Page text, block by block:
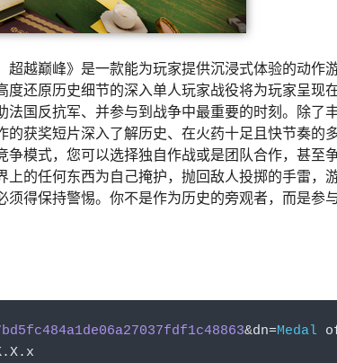
越巅峰》是一款能为玩家提供沉浸式体验的动作
度还原历史细节的深入单人玩家战役将为玩家呈现
国反抗军、并参与到战争中最重要的时刻。除了
获奖短片深入了解历史、在火药十足且快节奏的
模式，您可以选择独自作战或是团队合作，甚至
的任何东西为自己掩护，抛回敌人投掷的手雷，
得保持警惕。你不是作为历史的旁观者，而是参
&dn=Medal
.X. x